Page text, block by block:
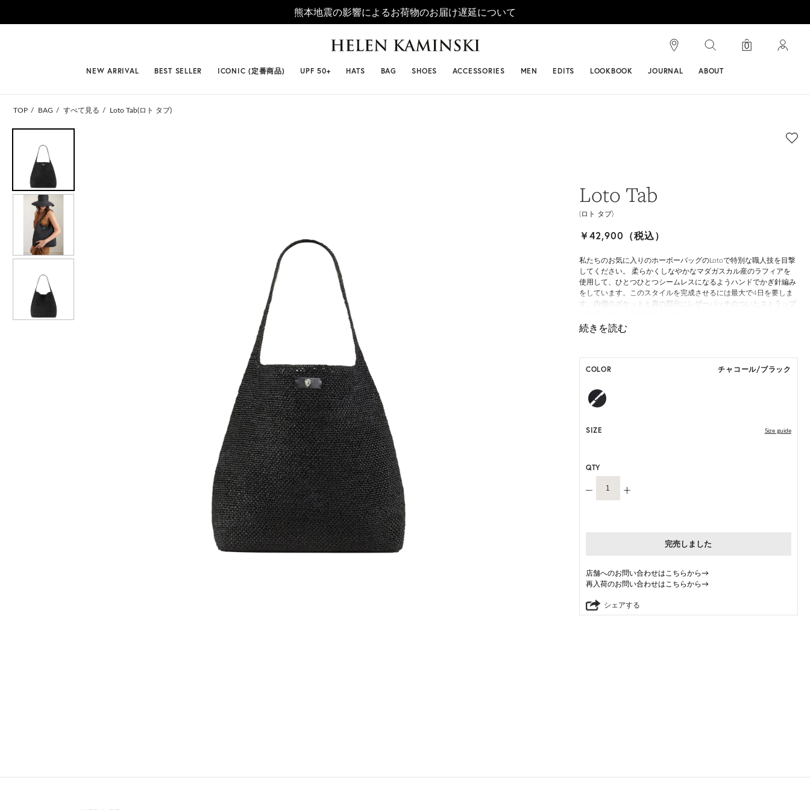
熊本地震の影響によるお荷物のお届け遅延について
#ビベット #キャップ #ビアンカ 0
NEW ARRIVAL BEST SELLER ICONIC (定番商品) UPF 50+ HATS BAG SHOES ACCESSORIES MEN EDITS LOOKBOOK JOURNAL ABOUT
TOP BAG すべて見る Loto Tab(ロト タブ)
Loto Tab
(ロト タブ)
￥42,900（税込）
私たちのお気に入りのホーボーバッグのLotoで特別な職人技を目撃
してください。 柔らかくしなやかなマダガスカル産のラフィアを
使用して、ひとつひとつシームレスになるようハンドでかぎ針編み
をしています。このスタイルを完成させるには最大で4日を要しま
す。内側のポケットと肩の部分にレザーパッチのついたストラップ
HAT BOX に収納できない商品です。
COLOR チャコール/ブラック
SIZE Size guide
QTY
完売しました
店舗へのお問い合わせはこちらから→
再入荷のお問い合わせはこちらから→
シェアする